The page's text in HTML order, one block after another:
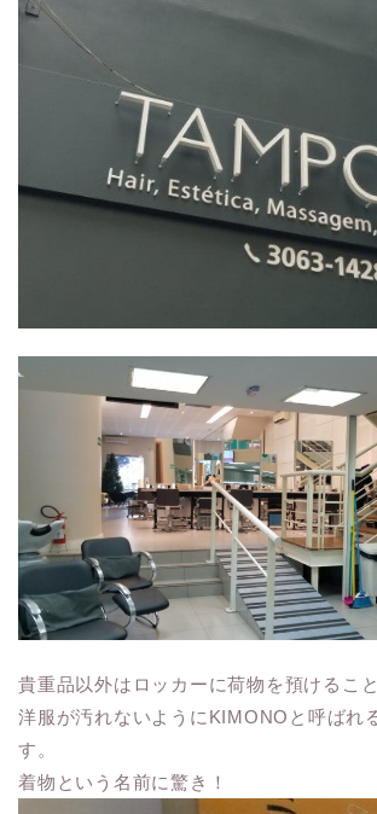
貴重品以外はロッカーに荷物を預けること
洋服が汚れないようにKIMONOと呼ばれ
す。
着物という名前に驚き！